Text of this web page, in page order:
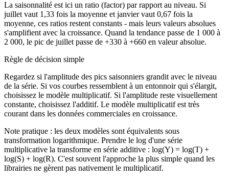
La saisonnalité est ici un ratio (factor) par rapport au niveau. Si
juillet vaut 1,33 fois la moyenne et janvier vaut 0,67 fois la
moyenne, ces ratios restent constants - mais leurs valeurs absolues
s'amplifient avec la croissance. Quand la tendance passe de 1 000 à
2 000, le pic de juillet passe de +330 à +660 en valeur absolue.
Règle de décision simple
Regardez si l'amplitude des pics saisonniers grandit avec le niveau
de la série. Si vos courbes ressemblent à un entonnoir qui s'élargit,
choisissez le modèle multiplicatif. Si l'amplitude reste visuellement
constante, choisissez l'additif. Le modèle multiplicatif est très
courant dans les données commerciales en croissance.
Note pratique : les deux modèles sont équivalents sous
transformation logarithmique. Prendre le log d'une série
multiplicative la transforme en série additive : log(Y) = log(T) +
log(S) + log(R). C'est souvent l'approche la plus simple quand les
librairies ne gèrent pas nativement le multiplicatif.